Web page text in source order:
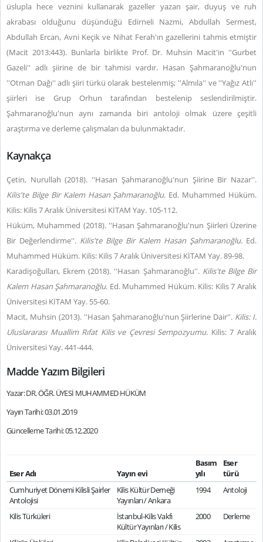
üslupla hece veznini kullanarak gazeller yazan şair, duyuş ve ruh
akrabası olduğunu düşündüğü Edirneli Nazmi, Abdullah Sermest,
Abdullah Ercan, Avni Keçik ve Nihat Ferah'ın gazellerini tahmis etmiştir
(Macit 2013:443). Bunlarla birlikte Prof. Dr. Muhsin Macit'in ''Gurbet
Gazeli'' adlı şiirine de bir tahmisi vardır. Hasan Şahmaranoğlu'nun
''Otman Dağı'' adlı şiiri türkü olarak bestelenmiş; ''Almıla'' ve ''Yağız Atlı''
şiirleri ise Grup Orhun tarafından bestelenip seslendirilmiştir.
Şahmaranoğlu'nun aynı zamanda biri antoloji olmak üzere çeşitli
araştırma ve derleme çalışmaları da bulunmaktadır.
Kaynakça
Çetin, Nurullah (2018). ''Hasan Şahmaranoğlu'nun Şiirine Bir Nazar''.
Kilis'te Bilge Bir Kalem Hasan Şahmaranoğlu. Ed. Muhammed Hüküm.
Kilis: Kilis 7 Aralık Üniversitesi KİTAM Yay. 105-112.
Hüküm, Muhammed (2018). ''Hasan Şahmaranoğlu'nun Şiirleri Üzerine
Bir Değerlendirme''. Kilis'te Bilge Bir Kalem Hasan Şahmaranoğlu. Ed.
Muhammed Hüküm. Kilis: Kilis 7 Aralık Üniversitesi KİTAM Yay. 89-98.
Karadişoğulları, Ekrem (2018). ''Hasan Şahmaranoğlu''. Kilis'te Bilge Bir
Kalem Hasan Şahmaranoğlu. Ed. Muhammed Hüküm. Kilis: Kilis 7 Aralık
Üniversitesi KİTAM Yay. 55-60.
Macit, Muhsin (2013). ''Hasan Şahmaranoğlu'nun Şiirlerine Dair''. Kilis: I.
Uluslararası Muallim Rıfat Kilis ve Çevresi Sempozyumu. Kilis: 7 Aralık
Üniversitesi Yay. 441-444.
Madde Yazım Bilgileri
Yazar: DR. ÖĞR. ÜYESİ MUHAMMED HÜKÜM
Yayın Tarihi: 03.01.2019
Güncelleme Tarihi: 05.12.2020
Eser Adı Yayın evi
Basım
yılı
Eser
türü
Cumhuriyet Dönemi Kilisli Şairler
Antolojisi
Kilis Kültür Derneği
Yayınları / Ankara
1994 Antoloji
Kilis Türküleri
İstanbul-Kilis Vakfı
Kültür Yayınları / Kilis
2000 Derleme